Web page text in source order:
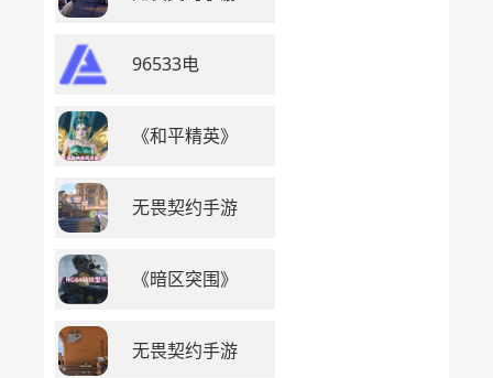
96533电
《和平精英》
无畏契约手游
《暗区突围》
无畏契约手游